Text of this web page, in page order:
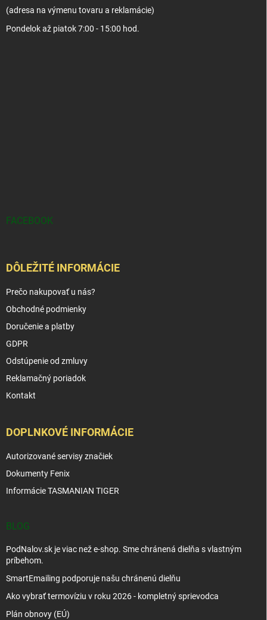
(adresa na výmenu tovaru a reklamácie)
Pondelok až piatok 7:00 - 15:00 hod.
FACEBOOK
DÔLEŽITÉ INFORMÁCIE
Prečo nakupovať u nás?
Obchodné podmienky
Doručenie a platby
GDPR
Odstúpenie od zmluvy
Reklamačný poriadok
Kontakt
DOPLNKOVÉ INFORMÁCIE
Autorizované servisy značiek
Dokumenty Fenix
Informácie TASMANIAN TIGER
BLOG
PodNalov.sk je viac než e-shop. Sme chránená dielňa s vlastným
príbehom.
SmartEmailing podporuje našu chránenú dielňu
Ako vybrať termovíziu v roku 2026 - kompletný sprievodca
Plán obnovy (EÚ)